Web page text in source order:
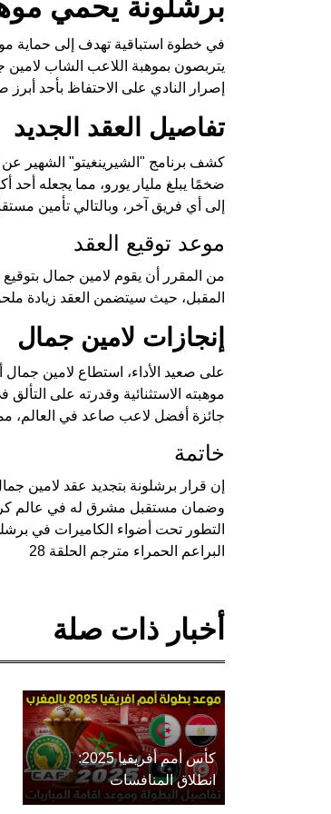
برشلونة يحمي
في خطوة استباقية تهدف إلى حماية
يتربصون بموهبة اللاعب الشاب
إصرار النادي على الاحتفاظ بأحد أبرز
تفاصيل العقد الجديد
كشف برنامج "الشيرينغيتو" الشهير
ضخمًا يبلغ مليار يورو، مما يجعله أحد
إلى أي فريق آخر، وبالتالي تأمين
موعد توقيع العقد
من المقرر أن يقوم لامين جمال
المقبل، حيث سيتضمن العقد زيادة
إنجازات لامين جمال
موهبته الاستثنائية وقدرته على
جائزة أفضل لاعب صاعد في العالم،
خاتمة
إن قرار برشلونة بتجديد عقد لامين
وضمان مستقبل مشرق له في عالم
التطور تحت أضواء الكاميرات في
البراعم الحمراء مترجم الحلقة 28
أخبار ذات صلة
كأس أمم أفريقيا 2025:
انطلاق المنافسات